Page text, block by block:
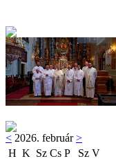
< 2026. február>
H K Sz Cs P Sz V